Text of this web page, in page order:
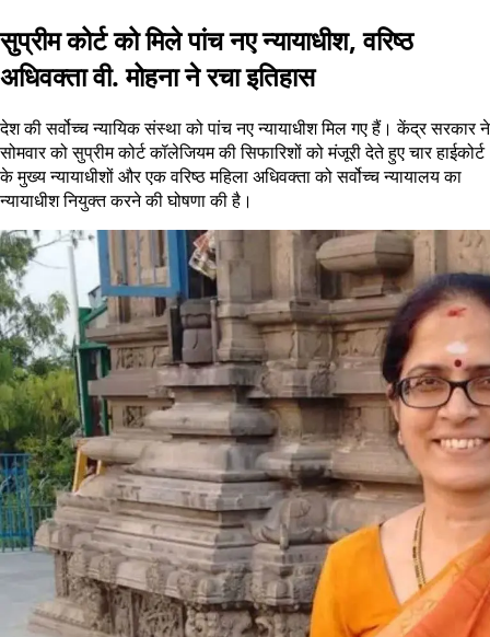
सुप्रीम कोर्ट को मिले पांच नए न्यायाधीश, वरिष्ठ
अधिवक्ता वी. मोहना ने रचा इतिहास
देश की सर्वोच्च न्यायिक संस्था को पांच नए न्यायाधीश मिल गए हैं। केंद्र सरकार ने
सोमवार को सुप्रीम कोर्ट कॉलेजियम की सिफारिशों को मंजूरी देते हुए चार हाईकोर्ट
के मुख्य न्यायाधीशों और एक वरिष्ठ महिला अधिवक्ता को सर्वोच्च न्यायालय का
न्यायाधीश नियुक्त करने की घोषणा की है।